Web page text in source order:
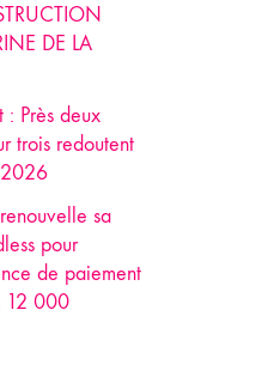
DE LA
: Près deux
trois redoutent
sa
pour
de paiement
12 000